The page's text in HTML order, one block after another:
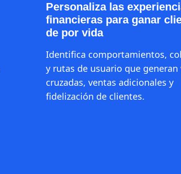
Personaliza las
financieras para ganar
de por vida
Identifica comportamientos,
y rutas de usuario que generan
cruzadas, ventas adicionales y
fidelización de clientes.